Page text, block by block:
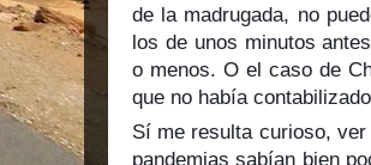
de la madrugada, no
los de unos minutos
o menos. O el caso de
que no había
Sí me resulta curioso,
pandemias sabían bien